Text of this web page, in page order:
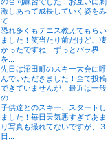
激しあって成長していく姿をみ
て...
恐れ多くもテニス教えてもらい
ました！笑当たり前だけど、凄
かったですね…ずっとパラ界
を...
先日は沼田町のスキー大会に呼
んでいただきました！全て投稿
できていませんが、最近は一般
の...
子供達とのスキー、スタートし
ました！毎日天気悪すぎてあま
り写真も撮れてないですが、３
日...